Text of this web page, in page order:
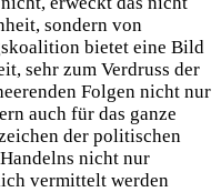
sondern von
bietet eine Bild
sehr zum Verdruss der
Folgen nicht nur
auch für das ganze
der politischen
nicht nur
vermittelt werden